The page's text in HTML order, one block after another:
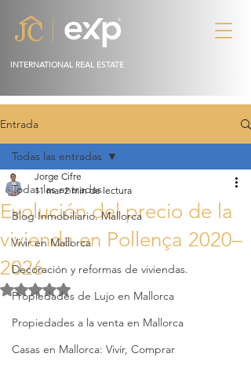
INTERNATIONAL REAL ESTATE
Entrada
Todas las entradas
Blog Inmobiliario. Mallorca
Vivir en Mallorca
Decoración y reformas de viviendas.
Propiedades de Lujo en Mallorca
Propiedades a la venta en Mallorca
Casas en Mallorca: Vivir, Comprar
Todas las entradas
Evolución del precio de la
vivienda en Pollença 2020–
2026
Jorge Cifre
11 mar 2 min de lectura
Obtuvo NaN de 5 estrellas.